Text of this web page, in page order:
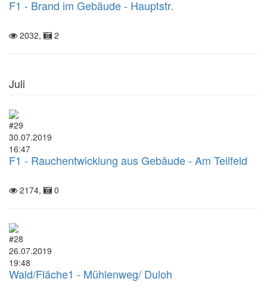
F1 - Brand im Gebäude - Hauptstr.
2032, 2
Juli
#29
30.07.2019
16:47
F1 - Rauchentwicklung aus Gebäude - Am Teilfeld
2174, 0
#28
26.07.2019
19:48
Wald/Fläche1 - Mühlenweg/ Duloh